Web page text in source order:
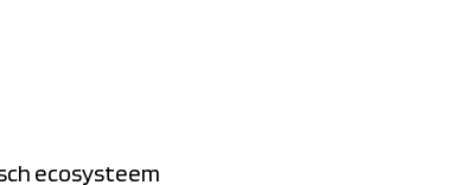
ecosysteem